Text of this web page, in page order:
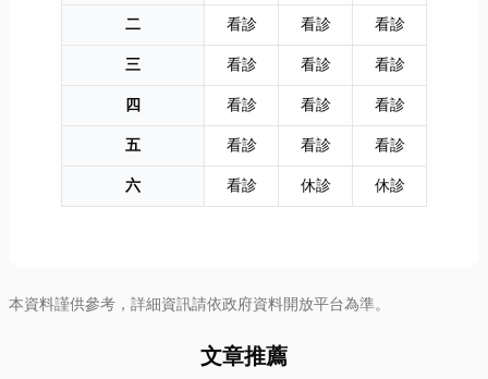
二
看診 看診
看診
三
看診 看診
看診
四
看診 看診
看診
五
看診 看診
看診
六
看診 休診 休診
本資料謹供參考，詳細資訊請依政府資料開放平台為準。
文章推薦